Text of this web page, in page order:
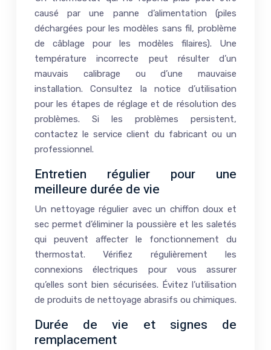
causé par une panne d’alimentation (piles
déchargées pour les modèles sans fil, problème
de câblage pour les modèles filaires). Une
température incorrecte peut résulter d’un
mauvais calibrage ou d’une mauvaise
installation. Consultez la notice d’utilisation
pour les étapes de réglage et de résolution des
problèmes. Si les problèmes persistent,
contactez le service client du fabricant ou un
professionnel.
Entretien régulier pour une
meilleure durée de vie
Un nettoyage régulier avec un chiffon doux et
sec permet d’éliminer la poussière et les saletés
qui peuvent affecter le fonctionnement du
thermostat. Vérifiez régulièrement les
connexions électriques pour vous assurer
qu’elles sont bien sécurisées. Évitez l’utilisation
de produits de nettoyage abrasifs ou chimiques.
Durée de vie et signes de
remplacement